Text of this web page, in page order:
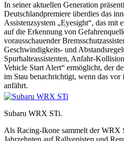
In seiner aktuellen Generation
Deutschlandpremiere überdies das
Assistenzsystem „Eyesight“, das mit
auf die Erkennung von
vorausschauender
Geschwindigkeits- und
Spurhalteassistenten, Anfahr-
Vehicle Start Alert“ ermöglicht, der
im Stau benachrichtigt, wenn das vor
anfährt.
Subaru WRX STi.
Als Racing-Ikone sammelt der WRX
Jahrzehnten auf Rallyepisten und